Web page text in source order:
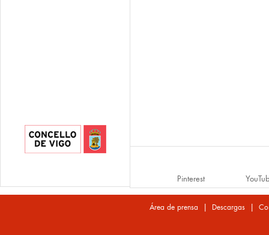
Pinterest
Área de prensa | Descargas|